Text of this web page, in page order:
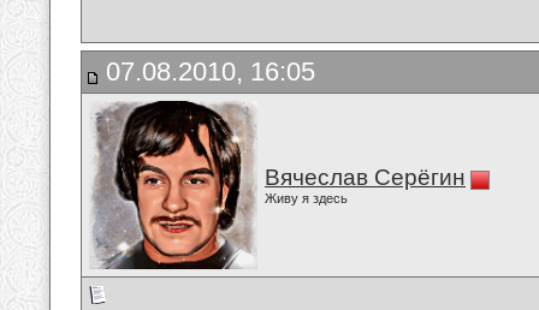
07.08.2010, 16:05
Вячеслав Серёгин
Живу я здесь